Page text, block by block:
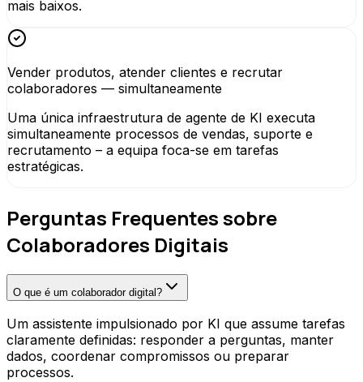
mais baixos.
Vender produtos, atender clientes e recrutar
colaboradores — simultaneamente
Uma única infraestrutura de agente de KI executa
simultaneamente processos de vendas, suporte e
recrutamento – a equipa foca-se em tarefas
estratégicas.
Perguntas Frequentes sobre
Colaboradores Digitais
O que é um colaborador digital?
Um assistente impulsionado por KI que assume tarefas
claramente definidas: responder a perguntas, manter
dados, coordenar compromissos ou preparar
processos.